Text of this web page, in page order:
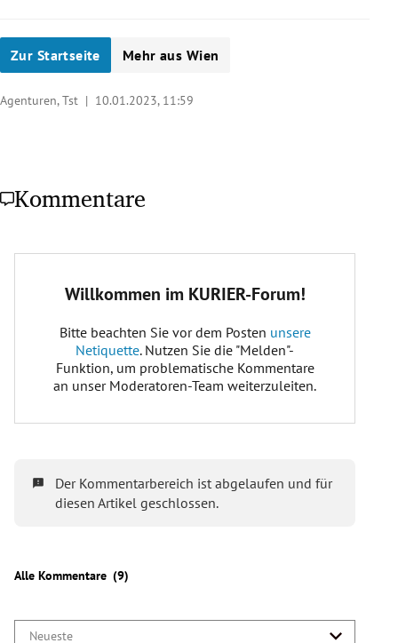
Zur Startseite Mehr aus Wien
Agenturen, Tst | 10.01.2023, 11:59
Kommentare